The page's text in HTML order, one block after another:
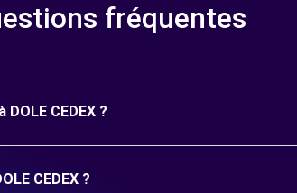
fréquentes
CEDEX ?
CEDEX ?